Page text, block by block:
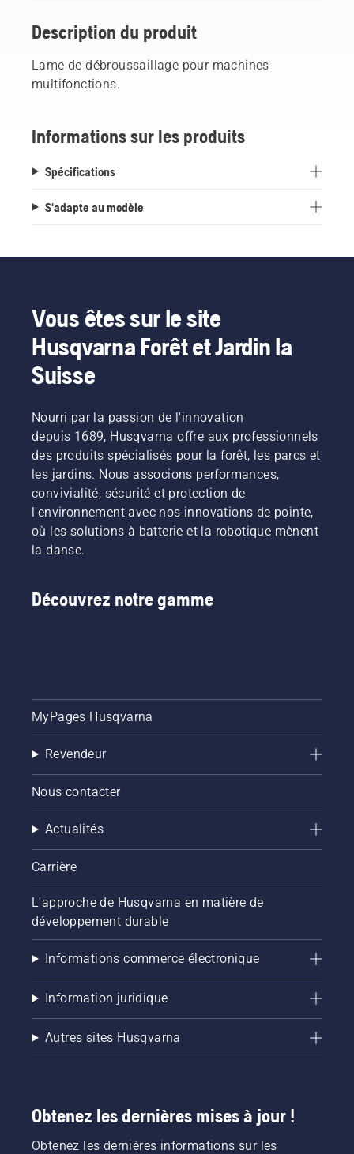
Description du produit
Lame de débroussaillage pour machines
multifonctions.
Informations sur les produits
Spécifications
S'adapte au modèle
Vous êtes sur le site
Husqvarna Forêt et Jardin la
Suisse
Nourri par la passion de l'innovation
depuis 1689, Husqvarna offre aux professionnels
des produits spécialisés pour la forêt, les parcs et
les jardins. Nous associons performances,
convivialité, sécurité et protection de
l'environnement avec nos innovations de pointe,
où les solutions à batterie et la robotique mènent
la danse.
Découvrez notre gamme
MyPages Husqvarna
Revendeur
Nous contacter
Actualités
Carrière
L'approche de Husqvarna en matière de
développement durable
Informations commerce électronique
Information juridique
Autres sites Husqvarna
Obtenez les dernières mises à jour !
Obtenez les dernières informations sur les